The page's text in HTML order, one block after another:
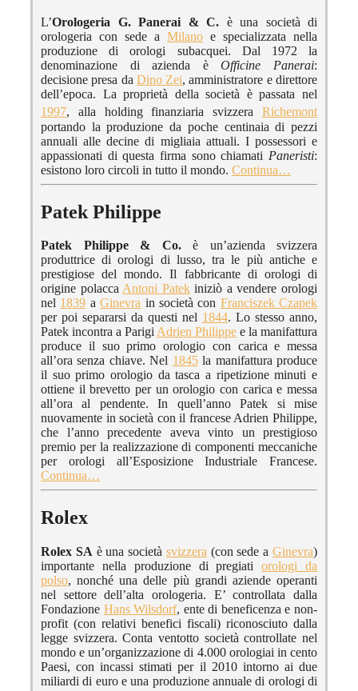
L’Orologeria G. Panerai & C. è una società di
orologeria con sede a Milano e specializzata nella
produzione di orologi subacquei. Dal 1972 la
denominazione di azienda èOfficine Panerai:
decisione presa da Dino Zei, amministratore e direttore
dell’epoca. La proprietà della società è passata nel
1997, alla holding finanziaria svizzera Richemont
portando la produzione da poche centinaia di pezzi
annuali alle decine di migliaia attuali. I possessori e
appassionati di questa firma sono chiamati Paneristi:
esistono loro circoli in tutto il mondo. Continua…
Patek Philippe
Patek Philippe & Co.è un’azienda svizzera
produttrice di orologi di lusso, tra le più antiche e
prestigiose del mondo. Il fabbricante di orologi di
origine polaccaAntoni Patekiniziò a vendere orologi
nel 1839 aGinevra in società con Franciszek Czapek
per poi separarsi da questi nel 1844. Lo stesso anno,
Patek incontra a ParigiAdrien Philippe e la manifattura
produce il suo primo orologio con carica e messa
all’ora senza chiave. Nel 1845la manifattura produce
il suo primo orologio da tasca a ripetizione minuti e
ottiene il brevetto per un orologio con carica e messa
all’ora al pendente. In quell’anno Patek si mise
nuovamente in società con il francese Adrien Philippe,
che l’anno precedente aveva vinto un prestigioso
premio per la realizzazione di componenti meccaniche
per orologi all’Esposizione Industriale Francese.
Continua…
Rolex
Rolex SA è una società svizzera (con sede aGinevra)
importante nella produzione di pregiatiorologi da
polso, nonché una delle più grandi aziende operanti
nel settore dell’alta orologeria. E’ controllata dalla
Fondazione Hans Wilsdorf, ente di beneficenza e non-
profit (con relativi benefici fiscali) riconosciuto dalla
legge svizzera. Conta ventotto società controllate nel
mondo e un’organizzazione di 4.000 orologiai in cento
Paesi, con incassi stimati per il 2010 intorno ai due
miliardi di euro e una produzione annuale di orologi di